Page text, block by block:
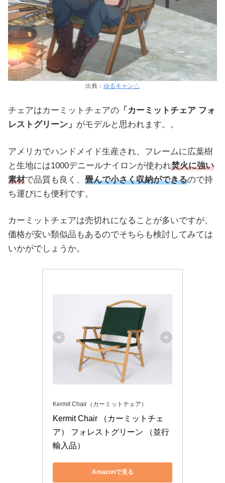
出典： ゆるキャン△
チェアはカーミットチェアの 「カーミットチェア フォ
レストグリーン」 がモデルと思われます。。
アメリカでハンドメイド生産され、フレームに広葉樹
と生地には1000デニールナイロンが使われ焚火に強い
素材で品質も良く、 畳んで小さく収納ができるので持
ち運びにも便利です。
カーミットチェアは売切れになることが多いですが、
価格が安い類似品もあるのでそちらも検討してみては
いかがでしょうか。
Kermit Chair（カーミットチェア）
Kermit Chair （カーミットチェ
ア） フォレストグリーン （並行
輸入品）
Amazonで見る